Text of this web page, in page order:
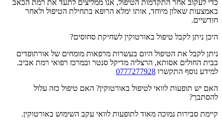
כדי לעקוב אחר התקדמות הטיפול, אנו ממליצים לתעד את רמת הכאב
באמצעות שאלון מיוחד, אותו ימלא הרופא בתחילת הטיפול ולאחר
חודשיים.
היכן ניתן לקבל טיפול באורטוקין לשחיקת סחוסים?
ניתן לקבל את הטיפול היום בעשרות מרפאות מומחים של אורתופדים
בבית החולים אסותא, הרצליה מדיקל סנטר ובמרכז רפואי רמת אביב.
למידע נוסף התקשרו 0777277928
האם יש תופעות לוואי לטיפול באורטוקין? האם טיפול כזה עלול
להסתבך?
קיימת סבירות נמוכה מאוד לתופעות לוואי עקב השימוש באורטוקין.